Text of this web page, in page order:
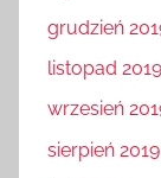
grudzień
listopad 2019
wrzesień
sierpień 2019